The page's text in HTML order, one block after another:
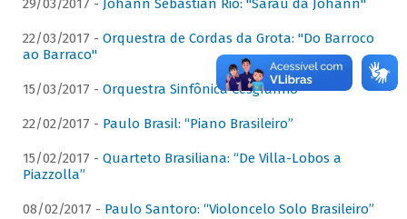
29/03/2017 - Johann Sebastian Rio: "Sarau da Johann"
22/03/2017 - Orquestra de Cordas da Grota: "Do Barroco
ao Barraco"
15/03/2017 - Orquestra Sinfônica Cesgranrio
22/02/2017 - Paulo Brasil: “Piano Brasileiro”
15/02/2017 - Quarteto Brasiliana: “De Villa-Lobos a
Piazzolla”
08/02/2017 - Paulo Santoro: “Violoncelo Solo Brasileiro”